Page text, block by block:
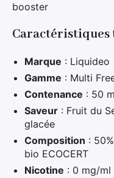
booster
Caractéristiques
Marque : Liquideo
Gamme : Multi
Contenance : 50
Saveur : Fruit du
glacée
Composition :
bio ECOCERT
Nicotine : 0 mg/ml